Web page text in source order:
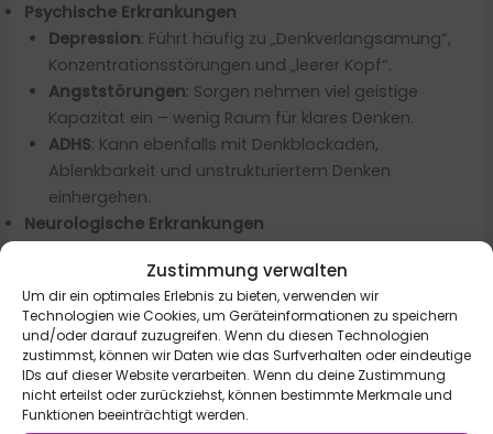
Zustimmung verwalten
Um dir ein optimales Erlebnis zu bieten, verwenden wir
Technologien wie Cookies, um Geräteinformationen zu speichern
und/oder darauf zuzugreifen. Wenn du diesen Technologien
zustimmst, können wir Daten wie das Surfverhalten oder eindeutige
IDs auf dieser Website verarbeiten. Wenn du deine Zustimmung
nicht erteilst oder zurückziehst, können bestimmte Merkmale und
Funktionen beeinträchtigt werden.
Psychische Erkrankungen
Depression: Führt häufig zu „Denkverlangsamung“,
Konzentrationsstörungen und „leerer Kopf“.
Angststörungen: Sorgen nehmen viel geistige
Kapazität ein – wenig Raum für klares Denken.
ADHS: Kann ebenfalls mit Denkblockaden,
Ablenkbarkeit und unstrukturiertem Denken
einhergehen.
Neurologische Erkrankungen
Gedächtnis- und Denkstörungen.
Multiple Sklerose, Parkinson, Epilepsie: Können mit
kognitiven Einschränkungen einhergehen.
Gehirnerschütterung / Trauma: Beeinträchtigt
temporär oder dauerhaft die Denkfähigkeit.
Infektionen / Entzündungen